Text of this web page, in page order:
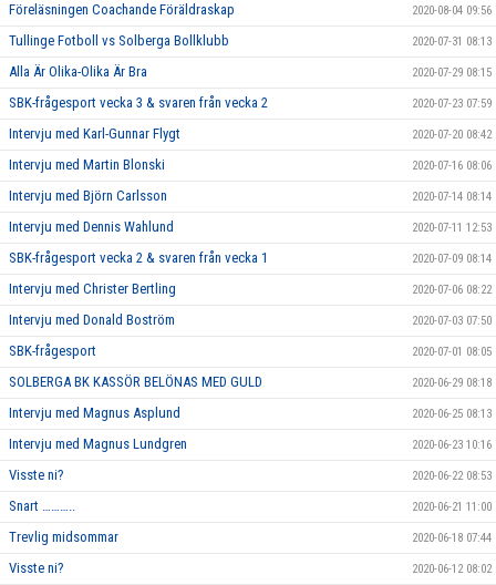
Föreläsningen Coachande Föräldraskap 2020-08-04 09:56
Tullinge Fotboll vs Solberga Bollklubb 2020-07-31 08:13
Alla Är Olika-Olika Är Bra 2020-07-29 08:15
SBK-frågesport vecka 3 & svaren från vecka 2 2020-07-23 07:59
Intervju med Karl-Gunnar Flygt 2020-07-20 08:42
Intervju med Martin Blonski 2020-07-16 08:06
Intervju med Björn Carlsson 2020-07-14 08:14
Intervju med Dennis Wahlund 2020-07-11 12:53
SBK-frågesport vecka 2 & svaren från vecka 1 2020-07-09 08:14
Intervju med Christer Bertling 2020-07-06 08:22
Intervju med Donald Boström 2020-07-03 07:50
SBK-frågesport 2020-07-01 08:05
SOLBERGA BK KASSÖR BELÖNAS MED GULD 2020-06-29 08:18
Intervju med Magnus Asplund 2020-06-25 08:13
Intervju med Magnus Lundgren 2020-06-23 10:16
Visste ni? 2020-06-22 08:53
Snart ……….. 2020-06-21 11:00
Trevlig midsommar 2020-06-18 07:44
Visste ni? 2020-06-12 08:02